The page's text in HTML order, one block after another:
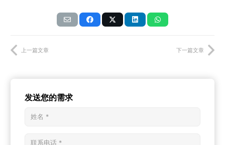
上一篇文章 下一篇文章
发送您的需求